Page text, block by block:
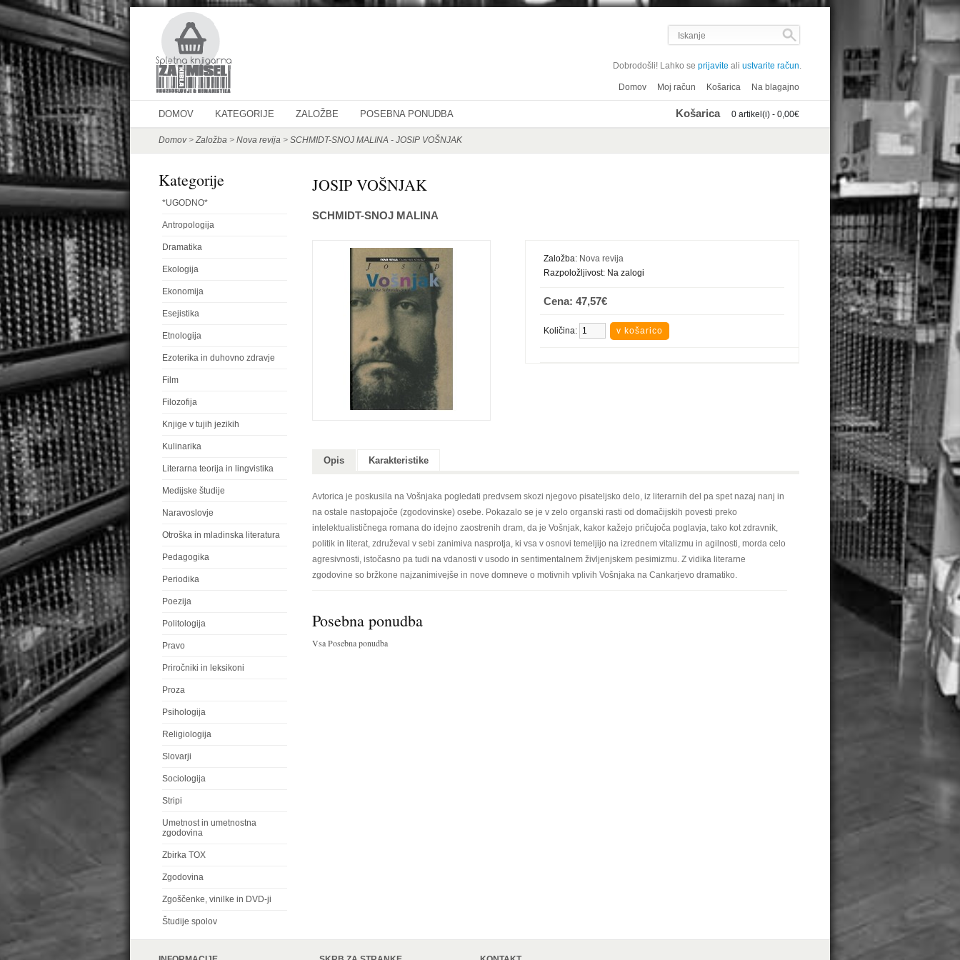
Dobrodošli! Lahko se prijavite ali ustvarite račun.
Domov Moj račun Košarica Na blagajno
Košarica 0 artikel(i) - 0,00€
DOMOV KATEGORIJE ZALOŽBE POSEBNA PONUDBA
Domov> Založba > Nova revija > SCHMIDT-SNOJ MALINA - JOSIP VOŠNJAK
Kategorije
*UGODNO*
Antropologija
Dramatika
Ekologija
Ekonomija
Esejistika
Etnologija
Ezoterika in duhovno zdravje
Film
Filozofija
Knjige v tujih jezikih
Kulinarika
Literarna teorija in lingvistika
Medijske študije
Naravoslovje
Otroška in mladinska literatura
Pedagogika
Periodika
Poezija
Politologija
Pravo
Priročniki in leksikoni
Proza
Psihologija
Religiologija
Slovarji
Sociologija
Stripi
Umetnost in umetnostna
zgodovina
Zbirka TOX
Zgodovina
Zgoščenke, vinilke in DVD-ji
Študije spolov
JOSIP VOŠNJAK
SCHMIDT-SNOJ MALINA
Založba: Nova revija
Razpoložljivost: Na zalogi
Cena: 47,57€
Količina:
Opis Karakteristike
Avtorica je poskusila na Vošnjaka pogledati predvsem skozi njegovo pisateljsko delo, iz literarnih del pa spet nazaj nanj in
na ostale nastopajoče (zgodovinske) osebe. Pokazalo se je v zelo organski rasti od domačijskih povesti preko
intelektualističnega romana do idejno zaostrenih dram, da je Vošnjak, kakor kažejo pričujoča poglavja, tako kot zdravnik,
politik in literat, združeval v sebi zanimiva nasprotja, ki vsa v osnovi temeljijo na izrednem vitalizmu in agilnosti, morda celo
agresivnosti, istočasno pa tudi na vdanosti v usodo in sentimentalnem življenjskem pesimizmu. Z vidika literarne
zgodovine so bržkone najzanimivejše in nove domneve o motivnih vplivih Vošnjaka na Cankarjevo dramatiko.
Posebna ponudba
Vsa Posebna ponudba